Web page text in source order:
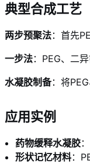
典型合成工艺
两步预聚法：首先
一步法：PEG、二
水凝胶制备：将
应用实例
药物缓释水凝胶
形状记忆材料：